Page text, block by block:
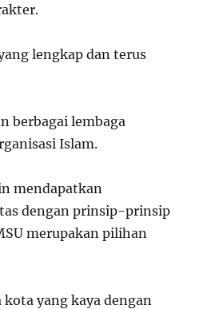
lengkap dan terus
berbagai lembaga
Islam.
mendapatkan
dengan prinsip-prinsip
merupakan pilihan
yang kaya dengan